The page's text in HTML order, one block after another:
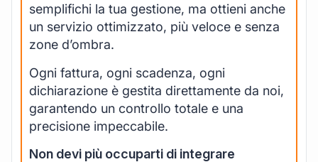
semplifichi la tua gestione, ma ottieni anche
un servizio ottimizzato, più veloce e senza
zone d’ombra.
Ogni fattura, ogni scadenza, ogni
dichiarazione è gestita direttamente da noi,
garantendo un controllo totale e una
precisione impeccabile.
Non devi più occuparti di integrare